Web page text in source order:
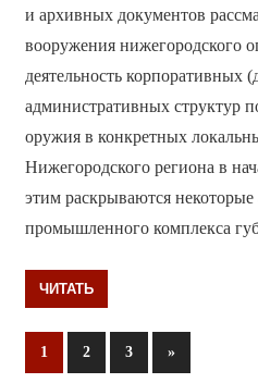
и архивных документов
вооружения нижегородского
деятельность корпоративных
административных структур
оружия в конкретных
Нижегородского региона в
этим раскрываются
промышленного комплекса
ЧИТАТЬ
Пагинация
1 2 3
Следующие
записи
»